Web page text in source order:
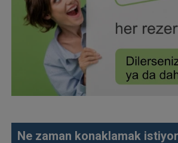
Ne zaman konaklamak